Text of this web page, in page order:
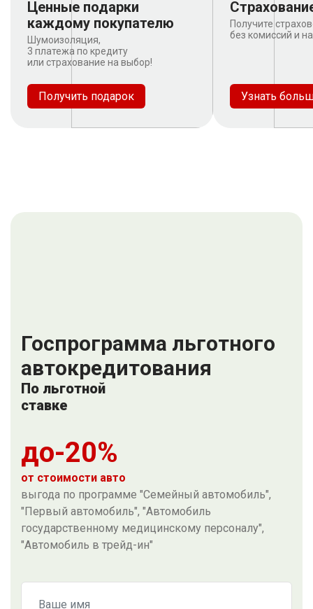
Ценные подарки
каждому покупателю
Шумоизоляция,
3 платежа по кредиту
или страхование на выбор!
Получить подарок
Получите
без комиссий и
Узнать
Госпрограмма льготного
автокредитования
По льготной
ставке
до-20%
от стоимости авто
выгода по программе "Семейный автомобиль",
"Первый автомобиль", "Автомобиль
государственному медицинскому персоналу",
"Автомобиль в трейд-ин"